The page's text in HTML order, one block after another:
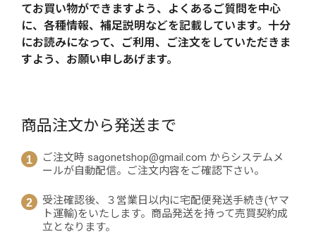
てお買い物ができますよう、よくあるご質問を中心
に、各種情報、補足説明などを記載しています。十分
にお読みになって、ご利用、ご注文をしていただきま
すよう、お願い申しあげます。
商品注文から発送まで
ご注文時 sagonetshop@gmail.com からシステムメ
ールが自動配信。ご注文内容をご確認下さい。
受注確認後、３営業日以内に宅配便発送手続き(ヤマ
ト運輸)をいたします。商品発送を持って売買契約成
立となります。